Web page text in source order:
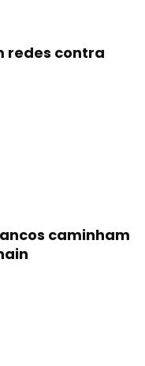
redes contra
caminham